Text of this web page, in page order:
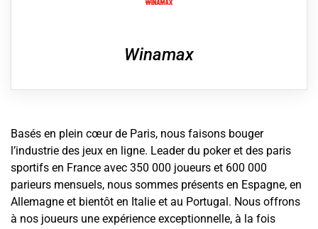
Winamax
Basés en plein cœur de Paris, nous faisons bouger
l’industrie des jeux en ligne. Leader du poker et des paris
sportifs en France avec 350 000 joueurs et 600 000
parieurs mensuels, nous sommes présents en Espagne, en
Allemagne et bientôt en Italie et au Portugal. Nous offrons
à nos joueurs une expérience exceptionnelle, à la fois